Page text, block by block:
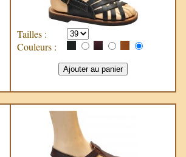
Tailles :
Couleurs :